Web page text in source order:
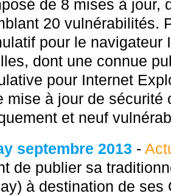
de 8 mises à jour,
20 vulnérabilités.
pour le navigateur
dont une connue
pour Internet
mise à jour de sécurité
et neuf
septembre 2013 -
de publier sa
à destination de